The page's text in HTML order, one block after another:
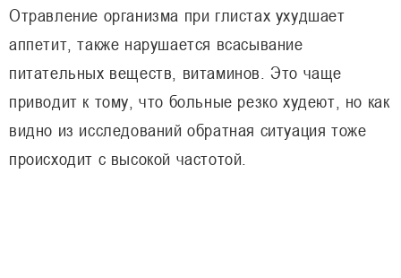
Отравление организма при глистах ухудшает
аппетит, также нарушается всасывание
питательных веществ, витаминов. Это чаще
приводит к тому, что больные резко худеют, но как
видно из исследований обратная ситуация тоже
происходит с высокой частотой.